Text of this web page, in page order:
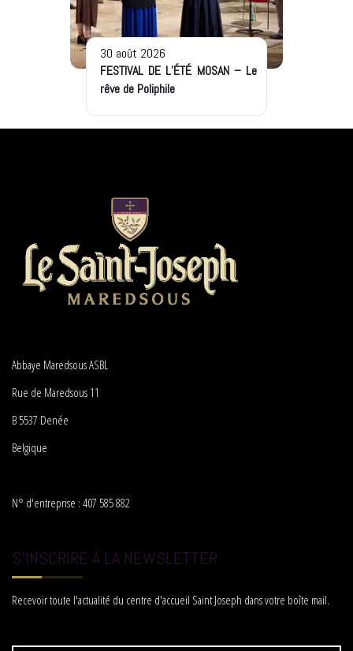
30 août 2026
FESTIVAL DE L’ÉTÉ MOSAN – Le
rêve de Poliphile
Abbaye Maredsous ASBL
Rue de Maredsous 11
B 5537 Denée
Belgique
N° d'entreprise : 407 585 882
S'INSCRIRE À LA NEWSLETTER
Recevoir toute l'actualité du centre d'accueil Saint Joseph dans votre boîte mail.